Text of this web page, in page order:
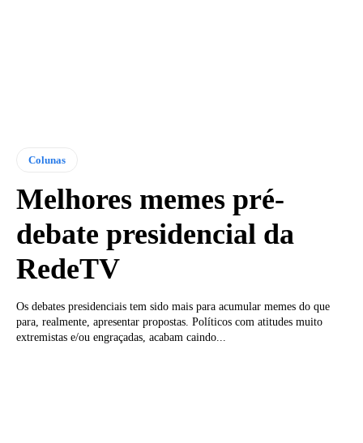
Colunas
Melhores memes pré-
debate presidencial da
RedeTV
Os debates presidenciais tem sido mais para acumular memes do que
para, realmente, apresentar propostas. Políticos com atitudes muito
extremistas e/ou engraçadas, acabam caindo...